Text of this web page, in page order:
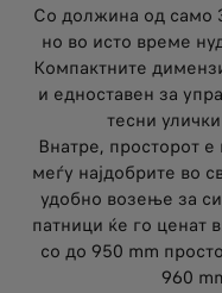
Со должина од само
но во исто време
Компактните
и едноставен за
тесни
Внатре, просторот
меѓу најдобрите во
удобно возење за
патници ќе го ценат
со до 950 mm
960